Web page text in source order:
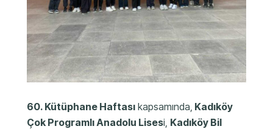
60. Kütüphane Haftası kapsamında, Kadıköy
Çok Programlı Anadolu Lisesi, Kadıköy Bil